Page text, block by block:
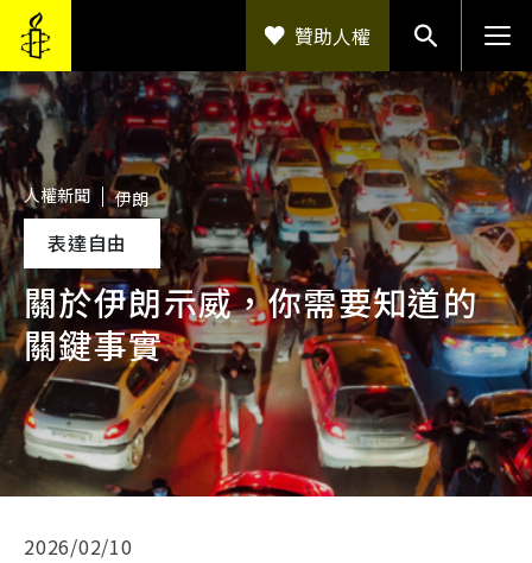
人權新聞 伊朗
表達自由
關於伊朗示威，你需要知道的
關鍵事實
2026/02/10
贊助人權